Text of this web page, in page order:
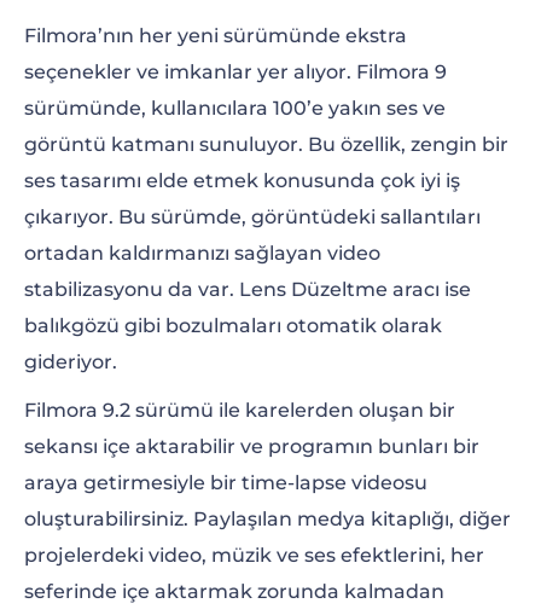
Filmora’nın her yeni sürümünde ekstra
seçenekler ve imkanlar yer alıyor. Filmora 9
sürümünde, kullanıcılara 100’e yakın ses ve
görüntü katmanı sunuluyor. Bu özellik, zengin bir
ses tasarımı elde etmek konusunda çok iyi iş
çıkarıyor. Bu sürümde, görüntüdeki sallantıları
ortadan kaldırmanızı sağlayan video
stabilizasyonu da var. Lens Düzeltme aracı ise
balıkgözü gibi bozulmaları otomatik olarak
gideriyor.
Filmora 9.2 sürümü ile karelerden oluşan bir
sekansı içe aktarabilir ve programın bunları bir
araya getirmesiyle bir time-lapse videosu
oluşturabilirsiniz. Paylaşılan medya kitaplığı, diğer
projelerdeki video, müzik ve ses efektlerini, her
seferinde içe aktarmak zorunda kalmadan